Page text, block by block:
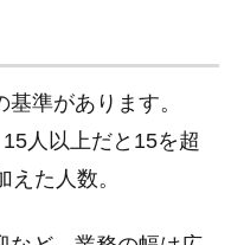
準があります。
人以上だと15を超
た人数。